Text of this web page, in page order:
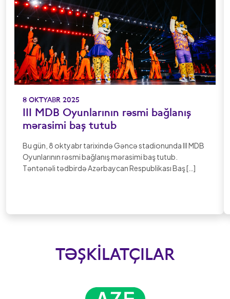
8 OKTYABR 2025
III MDB Oyunlarının rəsmi bağlanış
mərasimi baş tutub
Bu gün, 8 oktyabr tarixində Gəncə stadionunda III MDB
Oyunlarının rəsmi bağlanış mərasimi baş tutub.
Təntənəli tədbirdə Azərbaycan Respublikası Baş […]
TƏŞKILATÇILAR